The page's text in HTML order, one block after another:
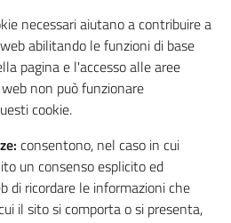
necessari aiutano a contribuire a
abilitando le funzioni di base
pagina e l'accesso alle aree
non può funzionare
cookie.
consentono, nel caso in cui
un consenso esplicito ed
di ricordare le informazioni che
il sito si comporta o si presenta,